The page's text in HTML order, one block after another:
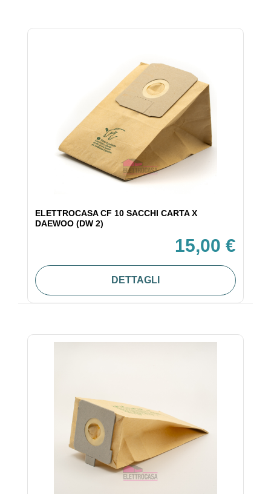
ELETTROCASA CF 10 SACCHI CARTA X
DAEWOO (DW 2)
15,00 €
DETTAGLI